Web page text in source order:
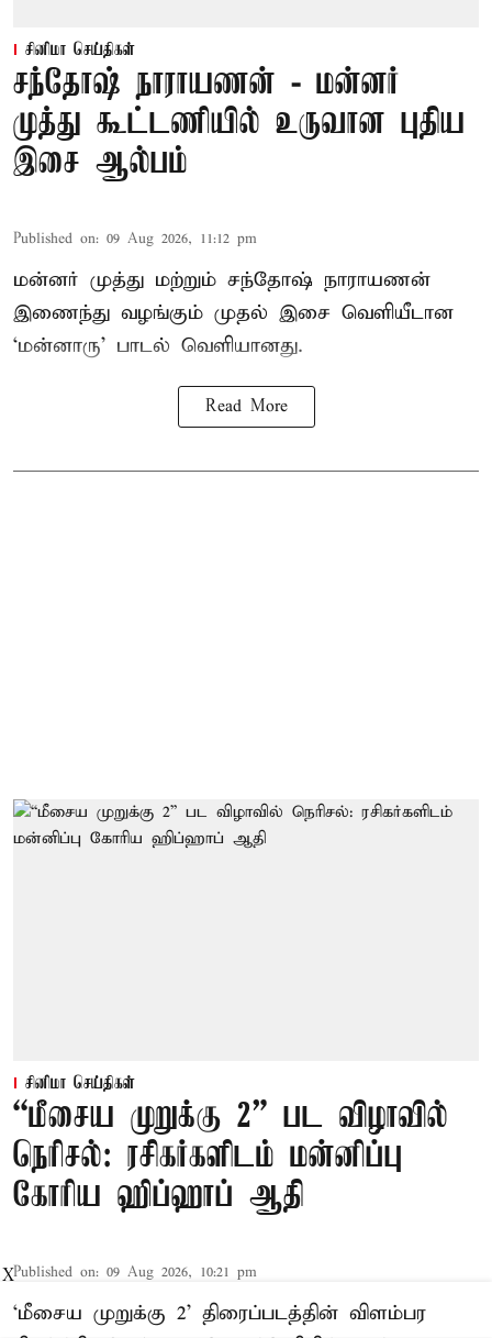
சினிமா செய்திகள்
சந்தோஷ் நாராயணன் - மன்னர்
முத்து கூட்டணியில் உருவான புதிய
இசை ஆல்பம்
Published on: 09 Aug 2026, 11:12 pm
மன்னர் முத்து மற்றும் சந்தோஷ் நாராயணன்
இணைந்து வழங்கும் முதல் இசை வெளியீடான
‘மன்னாரு’ பாடல் வெளியானது.
Read More
சினிமா செய்திகள்
“மீசைய முறுக்கு 2” பட விழாவில்
நெரிசல்: ரசிகர்களிடம் மன்னிப்பு
கோரிய ஹிப்ஹாப் ஆதி
Published on: 09 Aug 2026, 10:21 pm
‘மீசைய முறுக்கு 2’ திரைப்படத்தின் விளம்பர
X